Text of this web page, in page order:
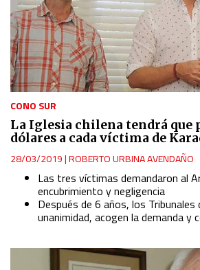
CONO SUR
La Iglesia chilena tendrá que
dólares a cada víctima de
28/03/2019|ROBERTO URBINA AVENDAÑO
Las tres víctimas demandaron al
encubrimiento y negligencia
Después de 6 años, los Tribunales
unanimidad, acogen la demanda y